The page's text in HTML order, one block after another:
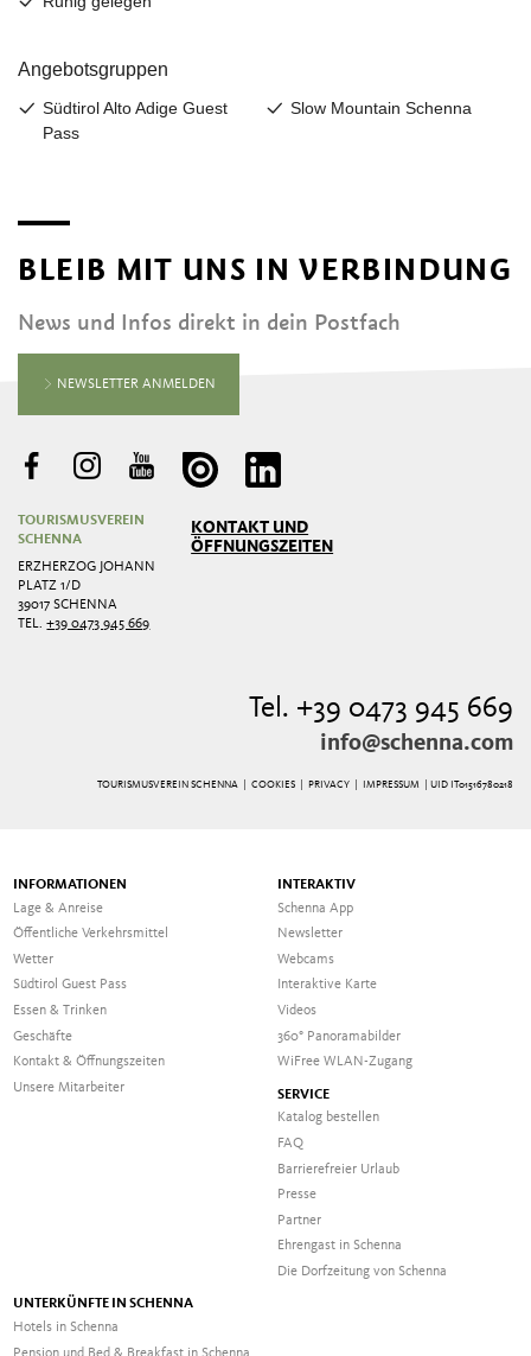
BLEIB MIT UNS IN VERBINDUNG
News und Infos direkt in dein Postfach
NEWSLETTER ANMELDEN
TOURISMUSVEREIN
SCHENNA
ERZHERZOG JOHANN
PLATZ 1/D
39017 SCHENNA
TEL.+39 0473 945 669
KONTAKT UND
ÖFFNUNGSZEITEN
Tel. +39 0473 945 669
info@schenna.com
TOURISMUSVEREIN SCHENNA | COOKIES| PRIVACY| IMPRESSUM | UID IT01516780218
INFORMATIONEN
Lage & Anreise
Öffentliche Verkehrsmittel
Wetter
Südtirol Guest Pass
Essen & Trinken
Geschäfte
Kontakt & Öffnungszeiten
Unsere Mitarbeiter
INTERAKTIV
Schenna App
Newsletter
Webcams
Interaktive Karte
Videos
360° Panoramabilder
WiFree WLAN-Zugang
SERVICE
Katalog bestellen
FAQ
Barrierefreier Urlaub
Presse
Partner
Ehrengast in Schenna
Die Dorfzeitung von Schenna
UNTERKÜNFTE IN SCHENNA
Hotels in Schenna